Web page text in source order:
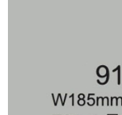
４．使用「AFTEE先享
時審查核予不同之上限